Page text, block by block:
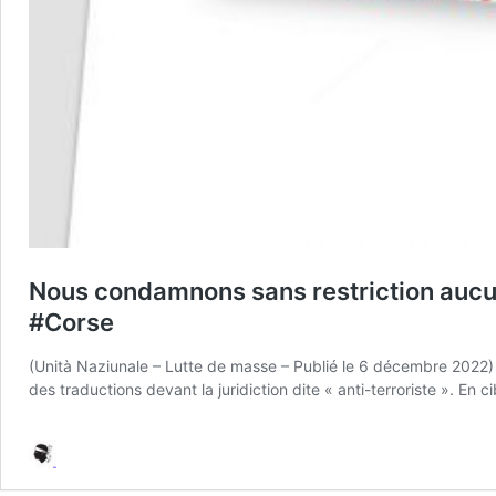
Nous condamnons sans restriction
#Corse
(Unità Naziunale – Lutte de masse – Publié le 6 décembre
des traductions devant la juridiction dite « anti-terroriste ». En